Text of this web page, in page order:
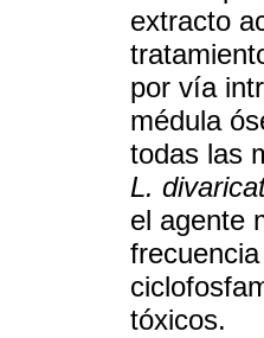
extracto
por vía
médula
todas las
L.
el agente
tóxicos.